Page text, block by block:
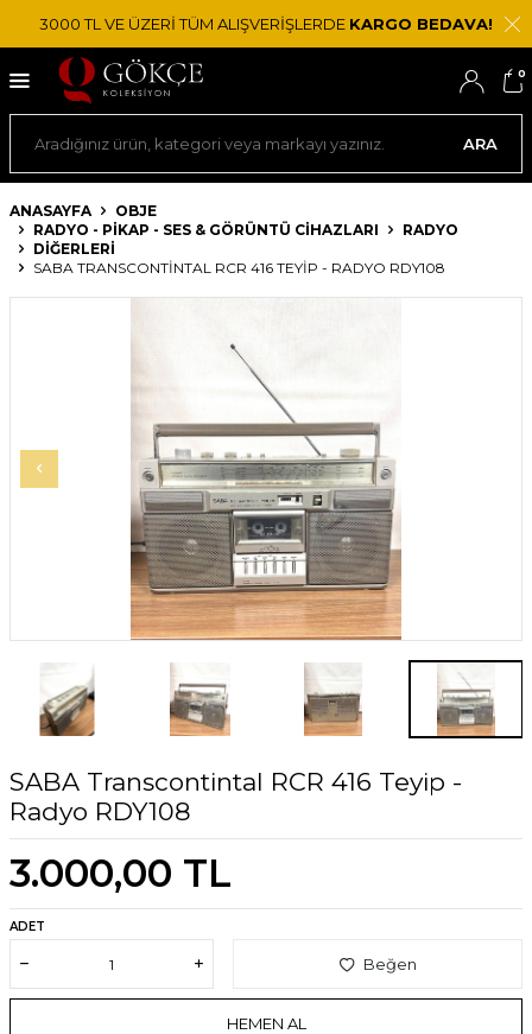
3000 TL VE ÜZERİ TÜM ALIŞVERİŞLERDE KARGO BEDAVA!
ARA
0
ANASAYFA
OBJE
RADYO - PIKAP - SES & GÖRÜNTÜ CIHAZLARI
RADYO
DIĞERLERI
SABA TRANSCONTINTAL RCR 416 TEYIP - RADYO RDY108
SABA Transcontintal RCR 416 Teyip -
Radyo RDY108
3.000,00 TL
ADET
Beğen
HEMEN AL